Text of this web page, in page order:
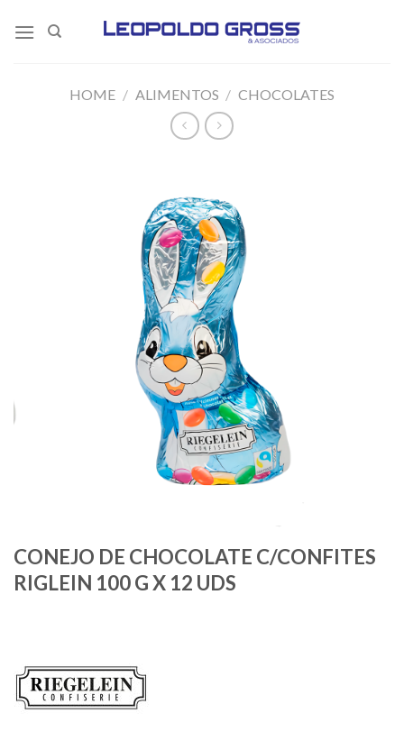
HOME / ALIMENTOS / CHOCOLATES
CONEJO DE CHOCOLATE C/CONFITES
RIGLEIN 100 G X 12 UDS